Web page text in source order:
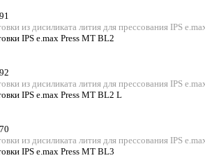
из дисиликата лития для прессования IPS
IPS e.max Press MT BL2
из дисиликата лития для прессования IPS
IPS e.max Press MT BL2 L
из дисиликата лития для прессования IPS
IPS e.max Press MT BL3